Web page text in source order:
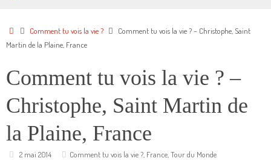
AccueilComment tu vois la vie ?
Comment tu vois la vie ? – Christophe, Saint
Martin de la Plaine, France
Comment tu vois la vie ? –
Christophe, Saint Martin de
la Plaine, France
2 mai 2014 Comment tu vois la vie ? France ,Tour du Monde